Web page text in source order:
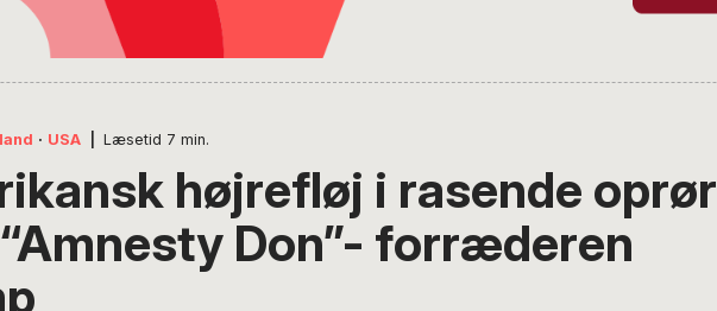
· USA Læsetid 7 min.
højrefløj i rasende oprør
Don”- forræderen